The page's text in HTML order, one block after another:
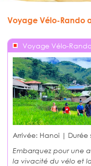
Voyage Vélo-Rando
Voyage Vélo-
Arrivée: Hanoi | Durée
Embarquez pour une
la vivacité du vélo et